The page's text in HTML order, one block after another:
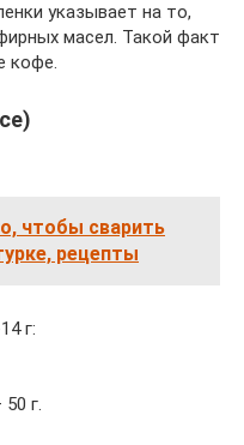
указывает на то,
масел. Такой факт
кофе.
чтобы сварить
рецепты
г:
г.